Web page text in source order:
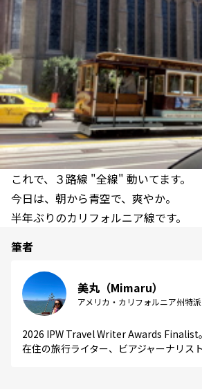
これで、３路線 "全線" 動いてます。
今日は、朝から青空で、爽やか。
半年ぶりのカリフォルニア線です。
筆者
美丸（Mimaru）
アメリカ・カリフォルニア州特
2026 IPW Travel Writer Awards Finalist
在住の旅行ライター、ビアジャーナリスト